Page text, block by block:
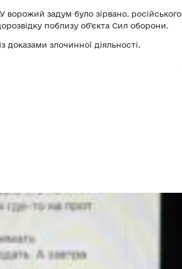
задум було зірвано. російського
поблизу об’єкта Сил оборони.
злочинної діяльності.